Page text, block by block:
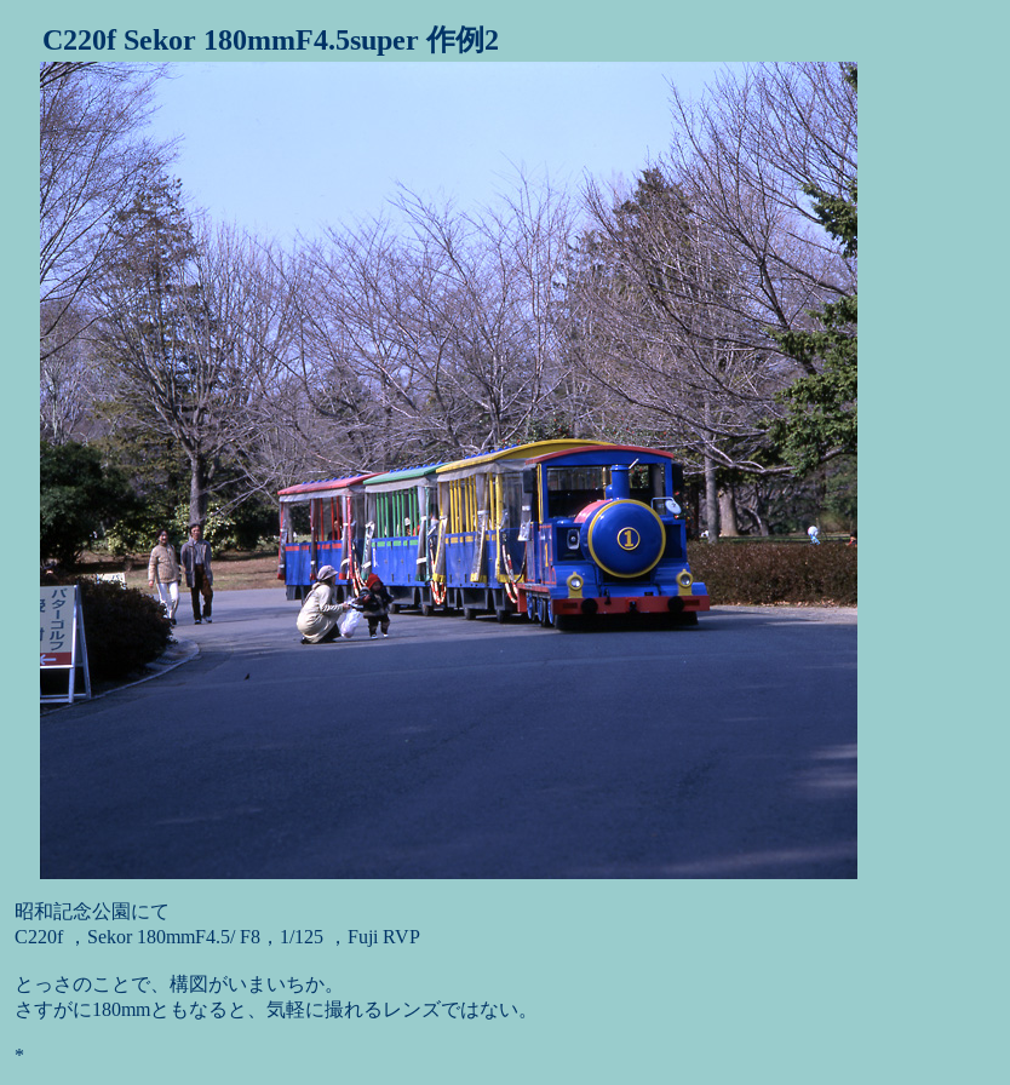
C220f Sekor 180mmF4.5super 作例2
昭和記念公園にて
C220f ，Sekor 180mmF4.5/ F8，1/125 ，Fuji RVP
とっさのことで、構図がいまいちか。
さすがに180mmともなると、気軽に撮れるレンズではない。
*